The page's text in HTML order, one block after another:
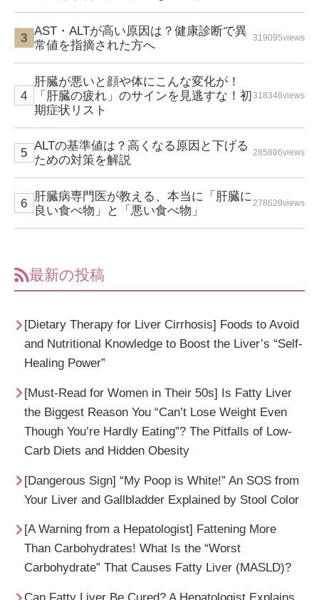
AST・ALTが高い原因は？健康診断で異
常値を指摘された方へ
319095views
肝臓が悪いと顔や体にこんな変化が！
「肝臓の疲れ」のサインを見逃すな！初
期症状リスト
318346views
ALTの基準値は？高くなる原因と下げる
ための対策を解説
285886views
肝臓病専門医が教える、本当に「肝臓に
良い食べ物」と「悪い食べ物」
278629views
最新の投稿
[Dietary Therapy for Liver Cirrhosis] Foods to Avoid
and Nutritional Knowledge to Boost the Liver’s “Self-
Healing Power”
[Must-Read for Women in Their 50s] Is Fatty Liver
the Biggest Reason You “Can’t Lose Weight Even
Though You’re Hardly Eating”? The Pitfalls of Low-
Carb Diets and Hidden Obesity
[Dangerous Sign] “My Poop is White!” An SOS from
Your Liver and Gallbladder Explained by Stool Color
[A Warning from a Hepatologist] Fattening More
Than Carbohydrates! What Is the “Worst
Carbohydrate” That Causes Fatty Liver (MASLD)?